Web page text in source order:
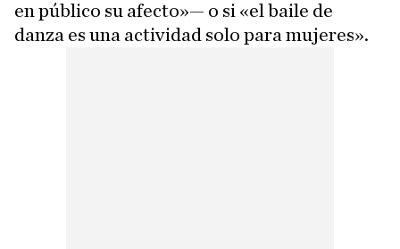
en público su afecto»— o si «el baile de
danza es una actividad solo para mujeres».